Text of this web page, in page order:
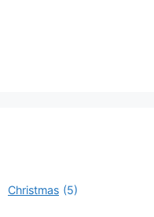
Christmas (5)